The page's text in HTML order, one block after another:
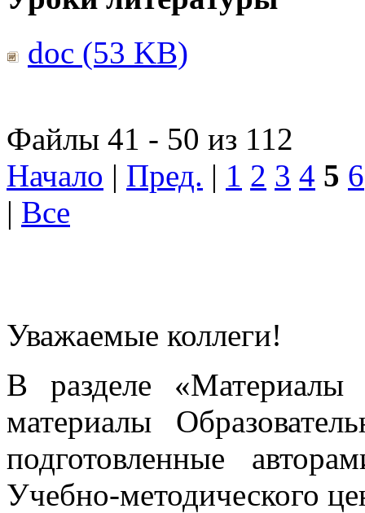
doc (53 KB)
Файлы 41 - 50 из 112
Начало | Пред. | 1 2 3 4 5 6
| Все
Уважаемые коллеги!
В разделе «Материалы
материалы
подготовленные
Учебно-методического